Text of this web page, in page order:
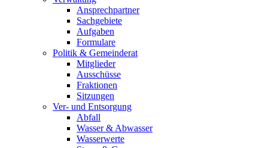
Ansprechpartner
Sachgebiete
Aufgaben
Formulare
Politik & Gemeinderat
Mitglieder
Ausschüsse
Fraktionen
Sitzungen
Ver- und Entsorgung
Abfall
Wasser & Abwasser
Wasserwerte